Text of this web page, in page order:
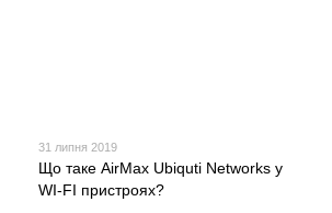
31 липня 2019
Що таке AirMax Ubiquti Networks у
WI-FI пристроях?